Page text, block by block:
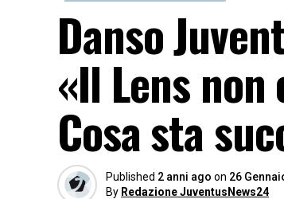
Danso
«Il Lens
Cosa sta
Published 2 anni ago on 26
By Redazione JuventusNews24